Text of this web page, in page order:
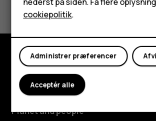
Tablets
Min konto
Udforsk
Om
Planet and people
cookiepolitik.
Administrer præferencer
Acceptér alle